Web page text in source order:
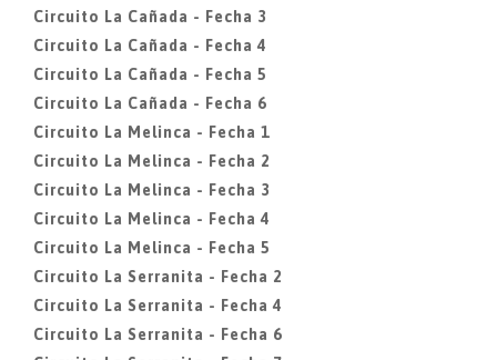
Circuito La Cañada - Fecha 3
Circuito La Cañada - Fecha 4
Circuito La Cañada - Fecha 5
Circuito La Cañada - Fecha 6
Circuito La Melinca - Fecha 1
Circuito La Melinca - Fecha 2
Circuito La Melinca - Fecha 3
Circuito La Melinca - Fecha 4
Circuito La Melinca - Fecha 5
Circuito La Serranita - Fecha 2
Circuito La Serranita - Fecha 4
Circuito La Serranita - Fecha 6